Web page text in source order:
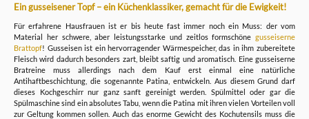
Ein gusseisener Topf – ein Küchenklassiker, gemacht für die Ewigkeit!
Für erfahrene Hausfrauen ist er bis heute fast immer noch ein Muss: der vom
Material her schwere, aber leistungsstarke und zeitlos formschöne gusseiserne
Brattopf! Gusseisen ist ein hervorragender Wärmespeicher, das in ihm zubereitete
Fleisch wird dadurch besonders zart, bleibt saftig und aromatisch. Eine gusseiserne
Bratreine muss allerdings nach dem Kauf erst einmal eine natürliche
Antihaftbeschichtung, die sogenannte Patina, entwickeln. Aus diesem Grund darf
dieses Kochgeschirr nur ganz sanft gereinigt werden. Spülmittel oder gar die
Spülmaschine sind ein absolutes Tabu, wenn die Patina mit ihren vielen Vorteilen voll
zur Geltung kommen sollen. Auch das enorme Gewicht des Kochutensils muss die